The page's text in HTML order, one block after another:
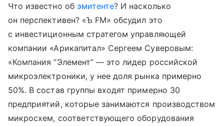
Что известно об эмитенте? И насколько
он перспективен? «Ъ FM» обсудил это
с инвестиционным стратегом управляющей
компании «Арикапитал» Сергеем Суверовым:
«Компания “Элемент” — это лидер российской
микроэлектроники, у нее доля рынка примерно
50%. В состав группы входят примерно 30
предприятий, которые занимаются производством
микросхем, соответствующего оборудования